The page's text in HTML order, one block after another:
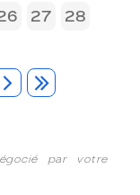
27
28
par votre